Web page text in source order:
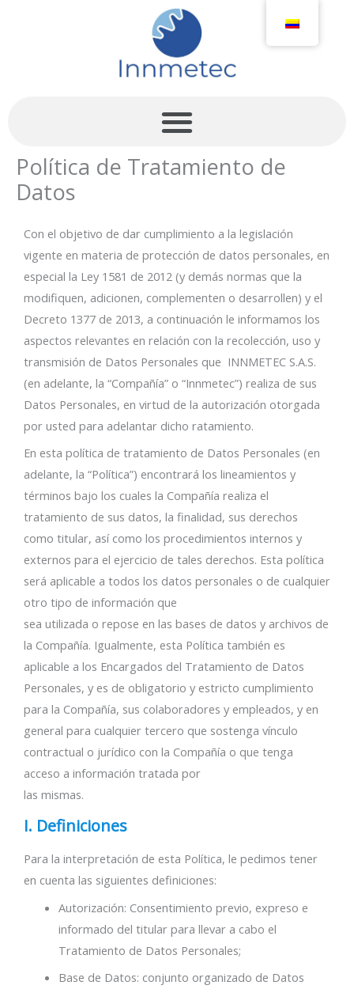
Menu
Política de Tratamiento de
Datos
Con el objetivo de dar cumplimiento a la legislación
vigente en materia de protección de datos personales, en
especial la Ley 1581 de 2012 (y demás normas que la
modifiquen, adicionen, complementen o desarrollen) y el
Decreto 1377 de 2013, a continuación le informamos los
aspectos relevantes en relación con la recolección, uso y
transmisión de Datos Personales que INNMETEC S.A.S.
(en adelante, la “Compañía” o “Innmetec”) realiza de sus
Datos Personales, en virtud de la autorización otorgada
por usted para adelantar dicho ratamiento.
En esta política de tratamiento de Datos Personales (en
adelante, la “Política”) encontrará los lineamientos y
términos bajo los cuales la Compañía realiza el
tratamiento de sus datos, la finalidad, sus derechos
como titular, así como los procedimientos internos y
externos para el ejercicio de tales derechos. Esta política
será aplicable a todos los datos personales o de cualquier
otro tipo de información que
sea utilizada o repose en las bases de datos y archivos de
la Compañía. Igualmente, esta Política también es
aplicable a los Encargados del Tratamiento de Datos
Personales, y es de obligatorio y estricto cumplimiento
para la Compañía, sus colaboradores y empleados, y en
general para cualquier tercero que sostenga vínculo
contractual o jurídico con la Compañía o que tenga
acceso a información tratada por
las mismas.
I. Definiciones
Para la interpretación de esta Política, le pedimos tener
en cuenta las siguientes definiciones:
Autorización: Consentimiento previo, expreso e
informado del titular para llevar a cabo el
Tratamiento de Datos Personales;
Base de Datos: conjunto organizado de Datos